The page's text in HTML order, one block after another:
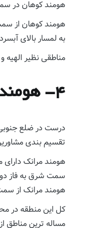
هومند کوهان در
هومند کوهان از
به لمسار بالای
مناطقی نظیر الهیه
۴- هومند مرانک
درست در ضلع جنوبی
تقسیم بندی
هومند مرانک
سمت شرق به فاز دو
هومند مرانک از
مساله ترین مناطق